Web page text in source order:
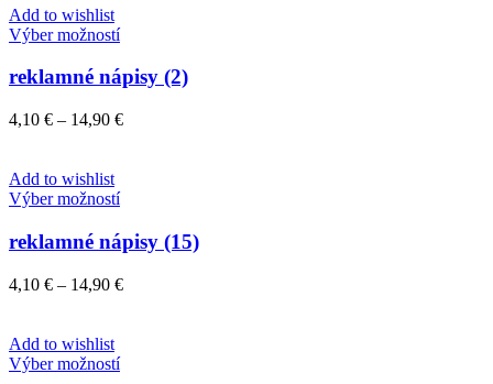
vybrať
na
stránke
produktu.
Add to wishlist
Výber možnostíTento
má
viacero
variantov.
vybrať
na
stránke
produktu.
reklamné nápisy (2)
4,10 € – 14,90 €Price
Add to wishlist
Výber možnostíTento
má
viacero
variantov.
Možnosti
vybrať
na
reklamné nápisy (15)
4,10 € – 14,90 €Price
Add to wishlist
Výber možnostíTento